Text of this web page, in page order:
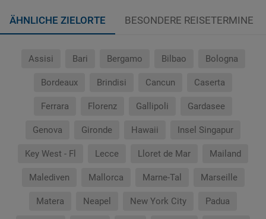
ÄHNLICHE ZIELORTE BESONDERE REISETERMINE
Assisi Bari Bergamo Bilbao Bologna
Bordeaux Brindisi Cancun Caserta
Ferrara Florenz Gallipoli Gardasee
Genova Gironde Hawaii Insel Singapur
Key West - Fl Lecce Lloret de Mar Mailand
Malediven Mallorca Marne-Tal Marseille
Matera Neapel New York City Padua